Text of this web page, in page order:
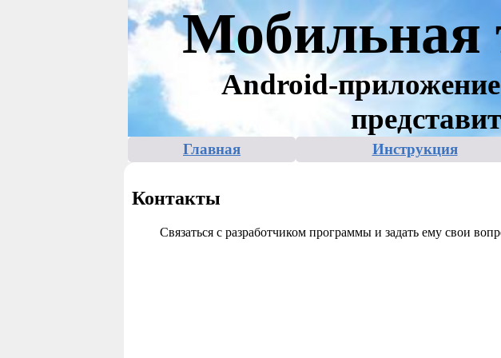
Мобильная
Android-
Главная Инструкция
Контакты
Связаться с разработчиком программы и задать ему свои